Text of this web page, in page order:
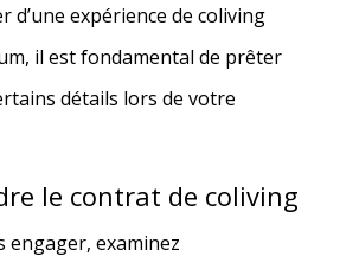
d’une expérience de coliving
il est fondamental de prêter
détails lors de votre
le contrat de coliving
engager, examinez